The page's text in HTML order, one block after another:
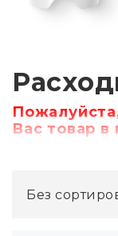
Вас товар в
Без